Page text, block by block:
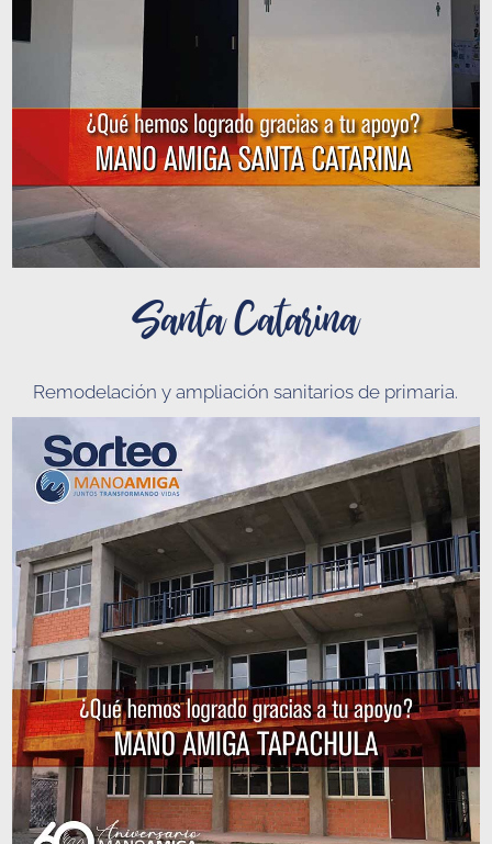
Santa Catarina
Remodelación y ampliación sanitarios de primaria.